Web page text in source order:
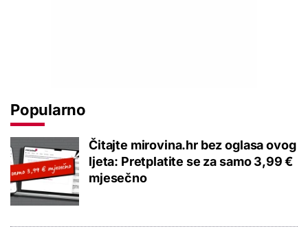
Popularno
Čitajte mirovina.hr bez oglasa ovog
ljeta: Pretplatite se za samo 3,99 €
mjesečno